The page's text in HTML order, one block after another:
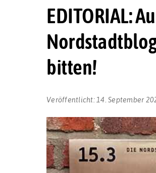
EDITORIAL:
bitten!
Veröffentlicht: 14. September